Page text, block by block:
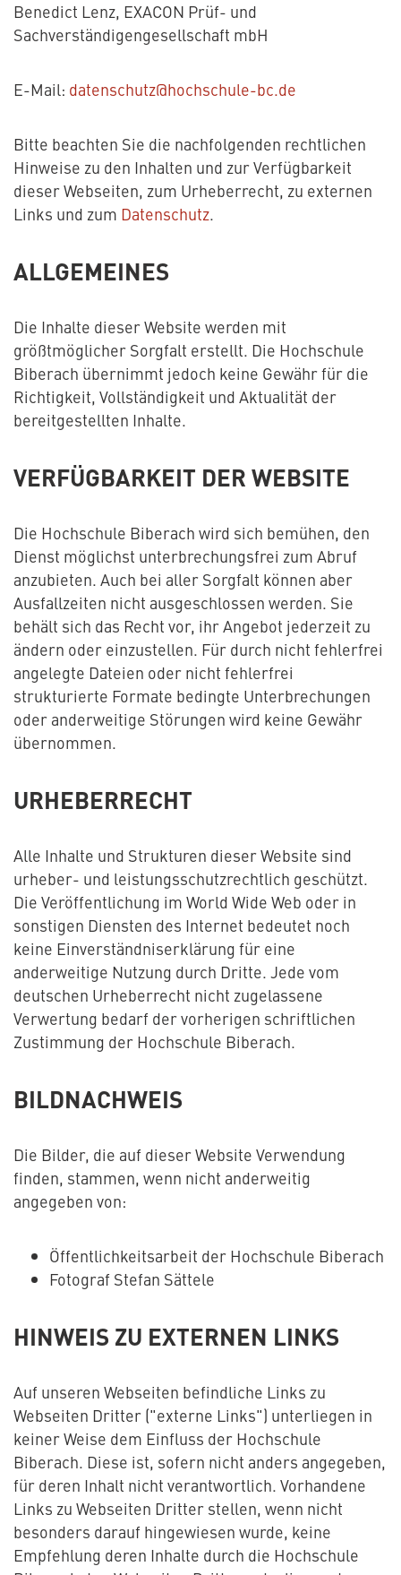
Benedict Lenz, EXACON Prüf- und
Sachverständigengesellschaft mbH
E-Mail: datenschutz@hochschule-bc.de
Bitte beachten Sie die nachfolgenden rechtlichen
Hinweise zu den Inhalten und zur Verfügbarkeit
dieser Webseiten, zum Urheberrecht, zu externen
Links und zum Datenschutz.
ALLGEMEINES
Die Inhalte dieser Website werden mit
größtmöglicher Sorgfalt erstellt. Die Hochschule
Biberach übernimmt jedoch keine Gewähr für die
Richtigkeit, Vollständigkeit und Aktualität der
bereitgestellten Inhalte.
VERFÜGBARKEIT DER WEBSITE
Die Hochschule Biberach wird sich bemühen, den
Dienst möglichst unterbrechungsfrei zum Abruf
anzubieten. Auch bei aller Sorgfalt können aber
Ausfallzeiten nicht ausgeschlossen werden. Sie
behält sich das Recht vor, ihr Angebot jederzeit zu
ändern oder einzustellen. Für durch nicht fehlerfrei
angelegte Dateien oder nicht fehlerfrei
strukturierte Formate bedingte Unterbrechungen
oder anderweitige Störungen wird keine Gewähr
übernommen.
URHEBERRECHT
Alle Inhalte und Strukturen dieser Website sind
urheber- und leistungsschutzrechtlich geschützt.
Die Veröffentlichung im World Wide Web oder in
sonstigen Diensten des Internet bedeutet noch
keine Einverständniserklärung für eine
anderweitige Nutzung durch Dritte. Jede vom
deutschen Urheberrecht nicht zugelassene
Verwertung bedarf der vorherigen schriftlichen
Zustimmung der Hochschule Biberach.
BILDNACHWEIS
Die Bilder, die auf dieser Website Verwendung
finden, stammen, wenn nicht anderweitig
angegeben von:
Öffentlichkeitsarbeit der Hochschule Biberach
Fotograf Stefan Sättele
HINWEIS ZU EXTERNEN LINKS
Auf unseren Webseiten befindliche Links zu
Webseiten Dritter ("externe Links") unterliegen in
keiner Weise dem Einfluss der Hochschule
Biberach. Diese ist, sofern nicht anders angegeben,
für deren Inhalt nicht verantwortlich. Vorhandene
Links zu Webseiten Dritter stellen, wenn nicht
besonders darauf hingewiesen wurde, keine
Empfehlung deren Inhalte durch die Hochschule